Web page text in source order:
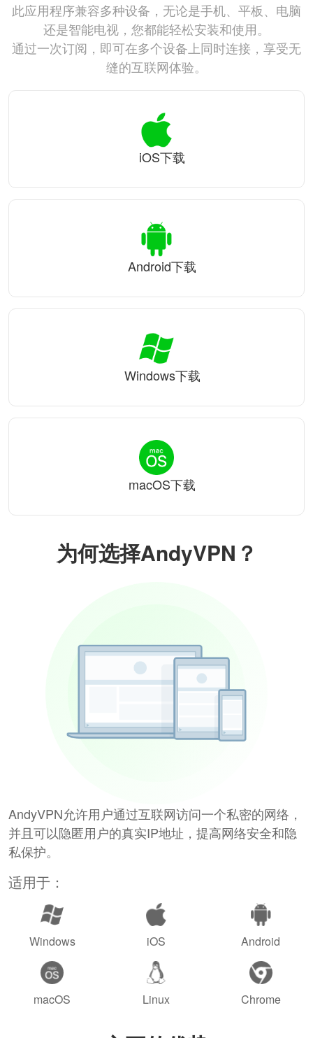
为何选择AndyVPN？
AndyVPN允许用户通过互联网访问一个私密的网络，
并且可以隐匿用户的真实IP地址，提高网络安全和隐
私保护。
适用于：
Windows iOS Android
macOS Linux Chrome
此应用程序兼容多种设备，无论是手机、平板、电脑
还是智能电视，您都能轻松安装和使用。
通过一次订阅，即可在多个设备上同时连接，享受无
缝的互联网体验。
iOS下载
Android下载
Windows下载
macOS下载